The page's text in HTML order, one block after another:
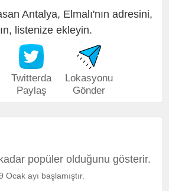
Antalya, Elmalı'nın adresini,
listenize ekleyin.
Twitterda
Paylaş
Lokasyonu
Gönder
popüler olduğunu gösterir.
Ocak ayı başlamıştır.